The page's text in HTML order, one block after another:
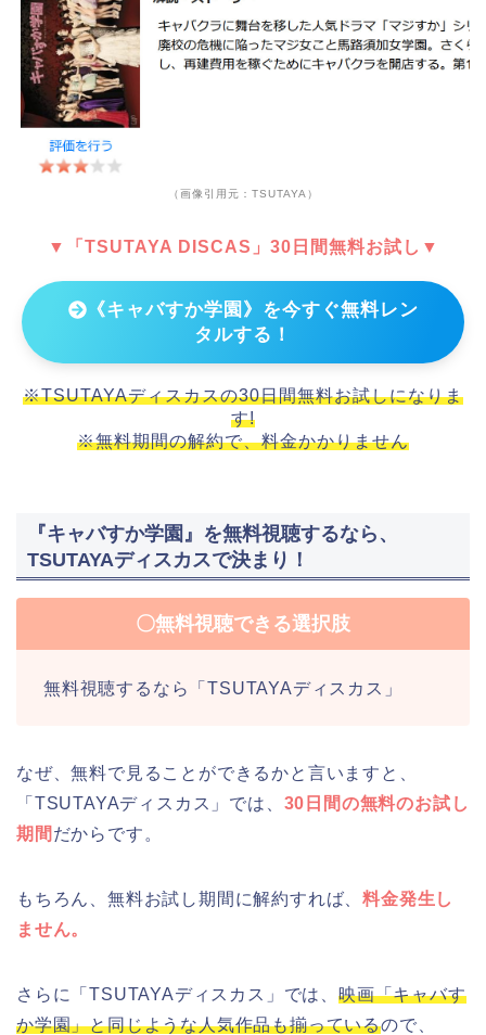
（画像引用元：TSUTAYA）
▼「TSUTAYA DISCAS」30日間無料お試し▼
《キャバすか学園》を今すぐ無料レン
タルする！
※TSUTAYAディスカスの30日間無料お試しになりま
す!
※無料期間の解約で、料金かかりません
『キャバすか学園』を無料視聴するなら、
TSUTAYAディスカスで決まり！
〇無料視聴できる選択肢
無料視聴するなら「TSUTAYAディスカス」
なぜ、無料で見ることができるかと言いますと、
「TSUTAYAディスカス」では、 30日間の無料のお試し
期間 だからです。
もちろん、無料お試し期間に解約すれば、料金発生し
ません。
さらに「TSUTAYAディスカス」では、 映画「キャバす
か学園」と同じような人気作品も揃っているので、